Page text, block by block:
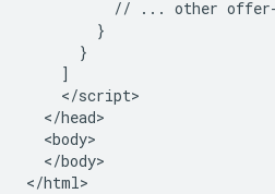
// ... other
        }
      }
    ]
    </script>
  </head>
  <body>
  </body>
</html>